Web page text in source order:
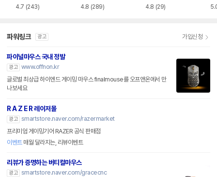
4.7 (243) 4.8 (289) 4.8 (29)
파워링크 광고 가입신청
파이널마우스 국내 정발
광고 www.offnon.kr
글로벌 최상급 하이엔드 게이밍 마우스 finalmouse를 오프앤온에서 만
나보세요
R A Z E R 레이저몰
광고 smartstore.naver.com/razermarket
프리미엄 게이밍기어 RAZER 공식 판매점
이벤트매월 달라지는, 리뷰이벤트
리뷰가 증명하는 버티컬마우스
광고 smartstore.naver.com/gracecnc